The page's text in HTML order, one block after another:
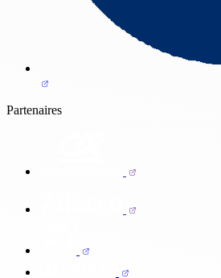
Partenaires